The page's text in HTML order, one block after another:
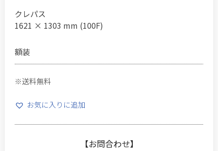
クレパス
1621 × 1303 mm (100F)
額装
※送料無料
お気に入りに追加
【お問合わせ】